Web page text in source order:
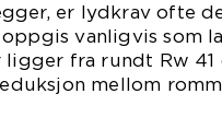
er lydkrav ofte
vanligvis som
ligger fra rundt Rw 41
mellom